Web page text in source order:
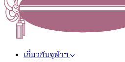
เกี่ยวกับจุฬาฯ